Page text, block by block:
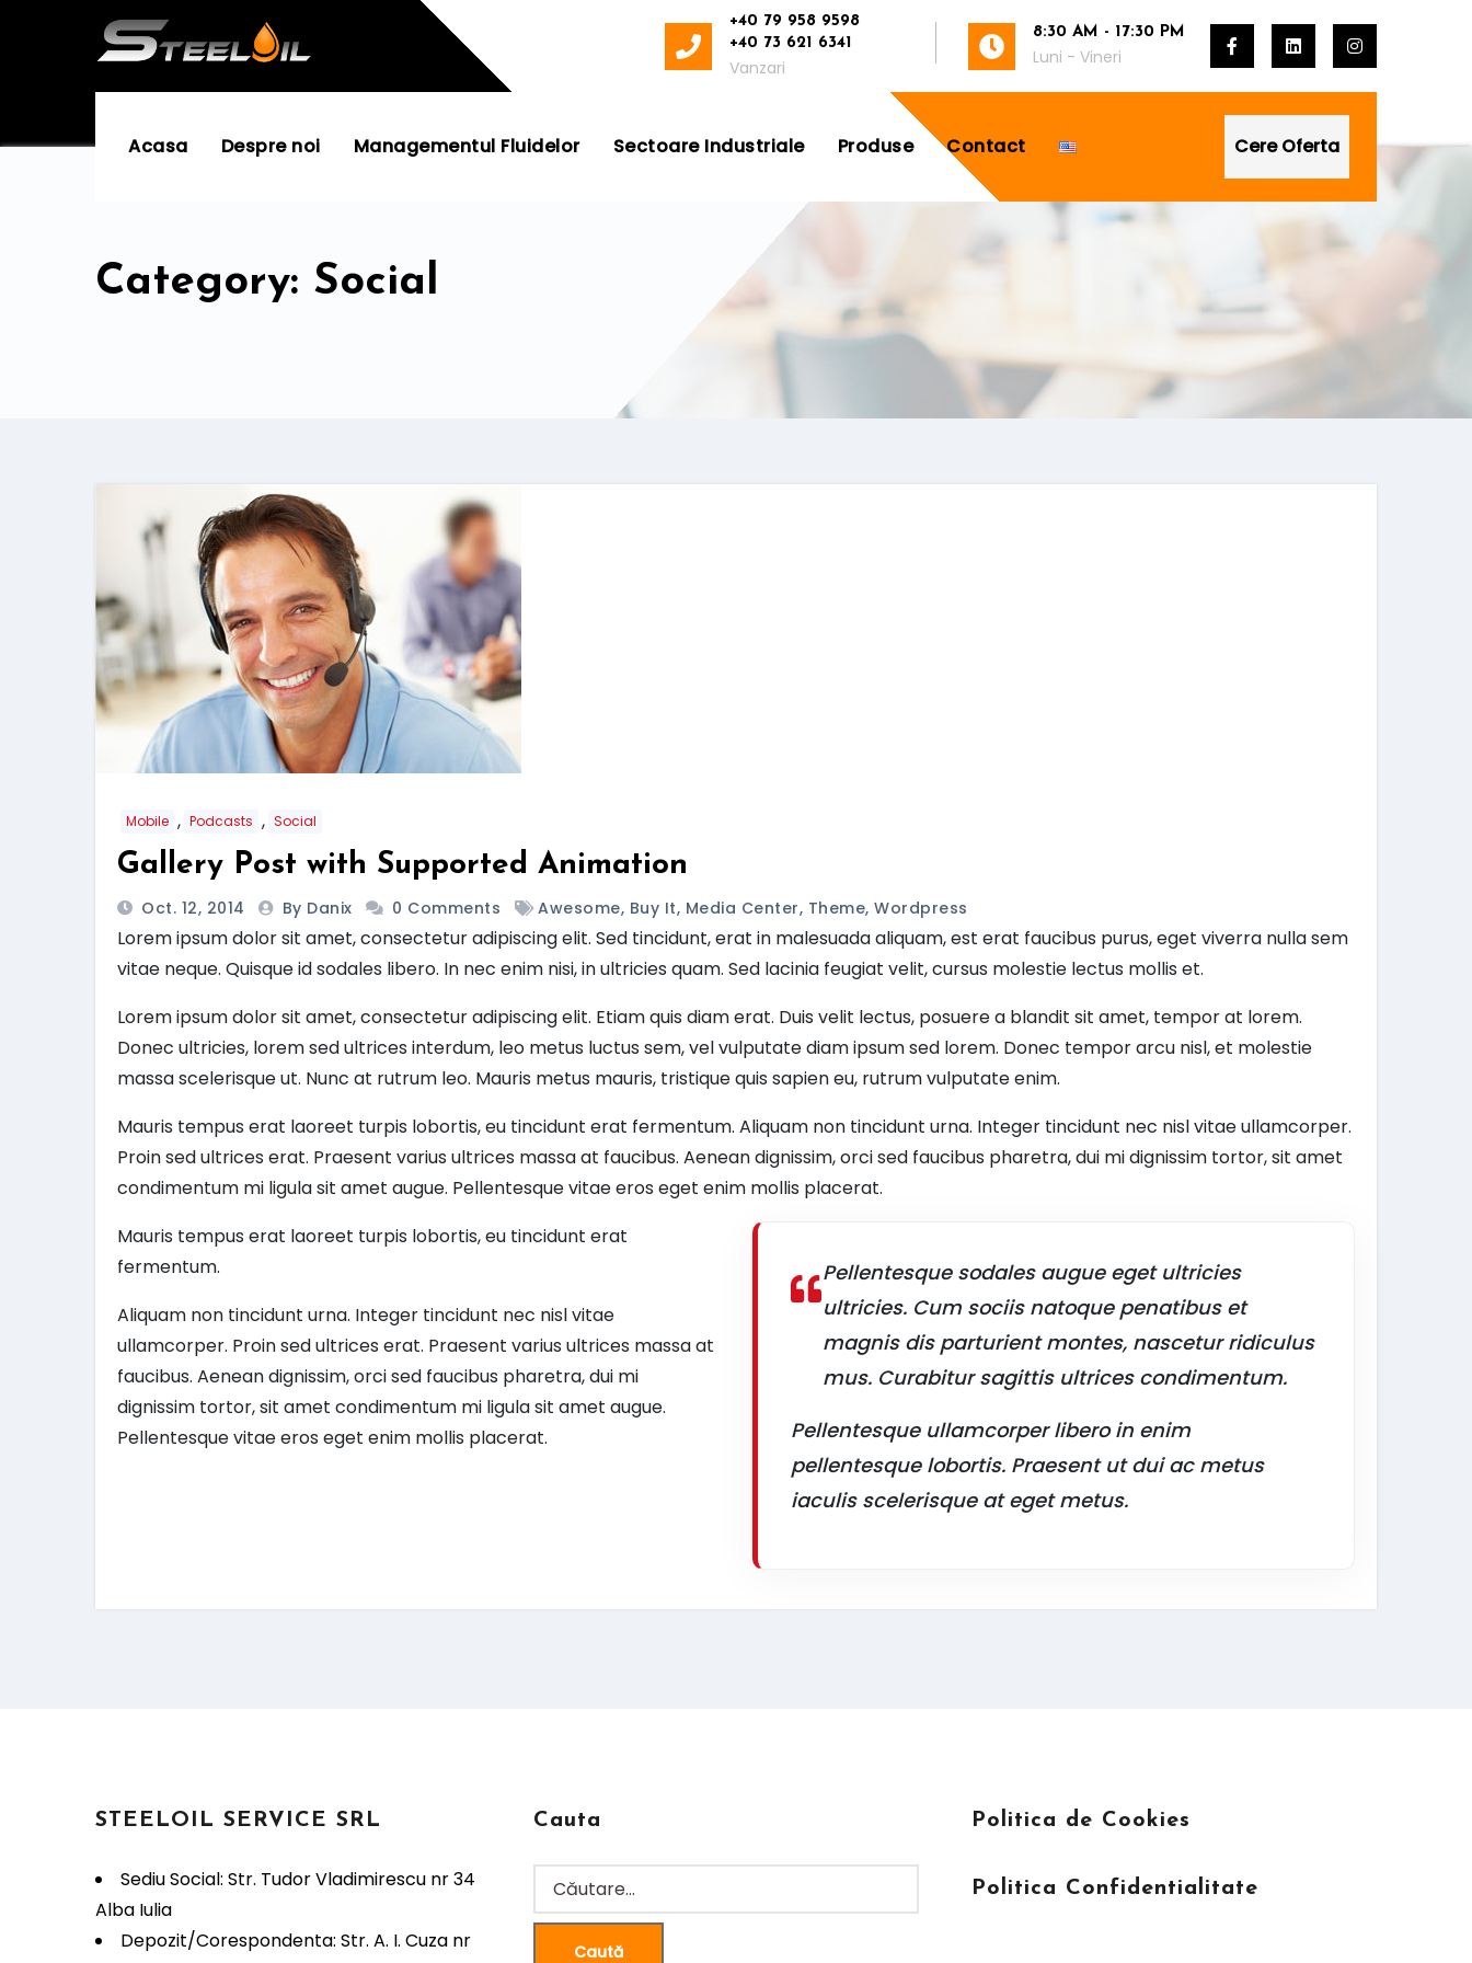
+40 79 958 9598
+40 73 621 6341
Vanzari
8:30 AM - 17:30 PM
Luni - Vineri
Acasa Despre noi Managementul Fluidelor Sectoare Industriale Produse Contact Cere Oferta
Category: Social
Mobile , Podcasts , Social
Gallery Post with Supported Animation
Oct. 12, 2014 By Danix 0 Comments Awesome, Buy It, Media Center, Theme, Wordpress
Lorem ipsum dolor sit amet, consectetur adipiscing elit. Sed tincidunt, erat in malesuada aliquam, est erat faucibus purus, eget viverra nulla sem
vitae neque. Quisque id sodales libero. In nec enim nisi, in ultricies quam. Sed lacinia feugiat velit, cursus molestie lectus mollis et.
Lorem ipsum dolor sit amet, consectetur adipiscing elit. Etiam quis diam erat. Duis velit lectus, posuere a blandit sit amet, tempor at lorem.
Donec ultricies, lorem sed ultrices interdum, leo metus luctus sem, vel vulputate diam ipsum sed lorem. Donec tempor arcu nisl, et molestie
massa scelerisque ut. Nunc at rutrum leo. Mauris metus mauris, tristique quis sapien eu, rutrum vulputate enim.
Mauris tempus erat laoreet turpis lobortis, eu tincidunt erat fermentum. Aliquam non tincidunt urna. Integer tincidunt nec nisl vitae ullamcorper.
Proin sed ultrices erat. Praesent varius ultrices massa at faucibus. Aenean dignissim, orci sed faucibus pharetra, dui mi dignissim tortor, sit amet
condimentum mi ligula sit amet augue. Pellentesque vitae eros eget enim mollis placerat.
Mauris tempus erat laoreet turpis lobortis, eu tincidunt erat
fermentum.
Aliquam non tincidunt urna. Integer tincidunt nec nisl vitae
ullamcorper. Proin sed ultrices erat. Praesent varius ultrices massa at
faucibus. Aenean dignissim, orci sed faucibus pharetra, dui mi
dignissim tortor, sit amet condimentum mi ligula sit amet augue.
Pellentesque vitae eros eget enim mollis placerat.
Pellentesque sodales augue eget ultricies
ultricies. Cum sociis natoque penatibus et
magnis dis parturient montes, nascetur ridiculus
mus. Curabitur sagittis ultrices condimentum.
Pellentesque ullamcorper libero in enim
pellentesque lobortis. Praesent ut dui ac metus
iaculis scelerisque at eget metus.
STEELOIL SERVICE SRL
Sediu Social: Str. Tudor Vladimirescu nr 34
Alba Iulia
Depozit/Corespondenta: Str. A. I. Cuza nr
Cauta
Caută
după:
Politica de Cookies
Politica Confidentialitate